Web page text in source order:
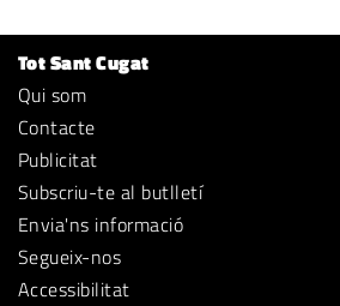
Tot Sant Cugat
Qui som
Contacte
Publicitat
Subscriu-te al butlletí
Envia'ns informació
Segueix-nos
Accessibilitat